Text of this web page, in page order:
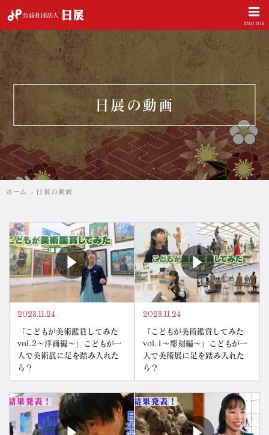
日展の動画
ホーム 日展の動画
2023.11.24
「こどもが美術鑑賞してみた
vol.2～洋画編～」こどもが一
人で美術展に足を踏み入れた
ら？
2023.11.24
「こどもが美術鑑賞してみた
vol.1～彫刻編～」こどもが一
人で美術展に足を踏み入れた
ら？